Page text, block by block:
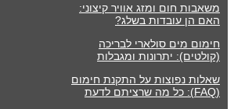
משאבות חום ומזג אוויר קיצוני:
האם הן עובדות בשלג?
חימום מים סולארי לבריכה
(קולטים): יתרונות ומגבלות
שאלות נפוצות על התקנת חימום
(FAQ): כל מה שרציתם לדעת